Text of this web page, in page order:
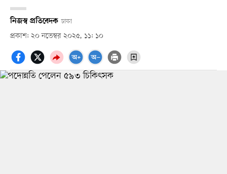
নিজস্ব প্রতিবেদক ঢাকা
প্রকাশ: ২০ নভেম্বর ২০২৫, ১১: ১০